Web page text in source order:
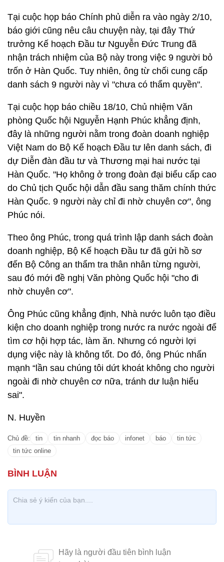
Tại cuộc họp báo Chính phủ diễn ra vào ngày 2/10,
báo giới cũng nêu câu chuyện này, tại đây Thứ
trưởng Kế hoạch Đầu tư Nguyễn Đức Trung đã
nhận trách nhiệm của Bộ này trong việc 9 người bỏ
trốn ở Hàn Quốc. Tuy nhiên, ông từ chối cung cấp
danh sách 9 người này vì "chưa có thẩm quyền".
Tại cuộc họp báo chiều 18/10, Chủ nhiệm Văn
phòng Quốc hội Nguyễn Hạnh Phúc khẳng định,
đây là những người nằm trong đoàn doanh nghiệp
Việt Nam do Bộ Kế hoạch Đầu tư lên danh sách, đi
dự Diễn đàn đầu tư và Thương mại hai nước tại
Hàn Quốc. "Họ không ở trong đoàn đại biểu cấp cao
do Chủ tịch Quốc hội dẫn đầu sang thăm chính thức
Hàn Quốc. 9 người này chỉ đi nhờ chuyên cơ", ông
Phúc nói.
Theo ông Phúc, trong quá trình lập danh sách đoàn
doanh nghiệp, Bộ Kế hoạch Đầu tư đã gửi hồ sơ
đến Bộ Công an thẩm tra thân nhân từng người,
sau đó mới đề nghị Văn phòng Quốc hội "cho đi
nhờ chuyên cơ".
Ông Phúc cũng khẳng định, Nhà nước luôn tạo điều
kiện cho doanh nghiệp trong nước ra nước ngoài để
tìm cơ hội hợp tác, làm ăn. Nhưng có người lợi
dụng việc này là không tốt. Do đó, ông Phúc nhấn
mạnh “lần sau chúng tôi dứt khoát không cho người
ngoài đi nhờ chuyên cơ nữa, tránh dư luận hiểu
sai".
N. Huyền
Chủ đề: tin tin nhanh đọc báo infonet báo
tin tức
tin tức online